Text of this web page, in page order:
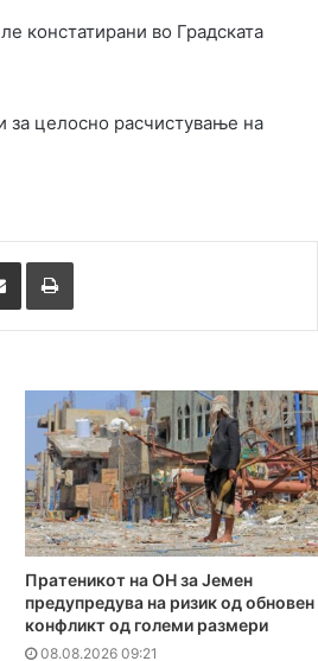
констатирани во Градската
за целосно расчистување на
Сподели преку Е-маил Испринтај
Пратеникот на ОН за Јемен
предупредува на ризик од обновен
конфликт од големи размери
08.08.2026 09:21